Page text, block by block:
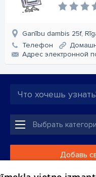
Ganību dambis 25f,
Телефон
Aдрес электронной
Добавь